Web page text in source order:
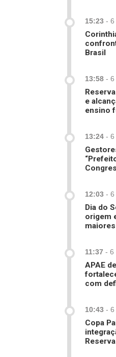
15:23 - 6
Brasil
13:58 - 6
e
ensino
13:24 - 6
12:03 - 6
Dia do
origem
11:37 - 6
APAE
com
10:43 - 6
Copa
Reserva